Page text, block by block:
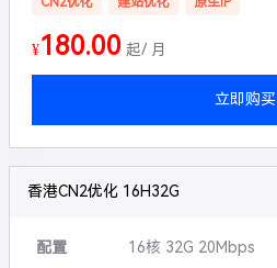
¥180.00 起/ 月
立即购买
香港CN2优化 16H32G
配置 16核 32G 20Mbps